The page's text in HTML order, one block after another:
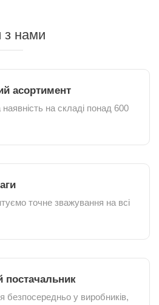
з нами
асортимент
наявність на складі понад 600
точне зважування на всі
постачальник
безпосередньо у виробників,